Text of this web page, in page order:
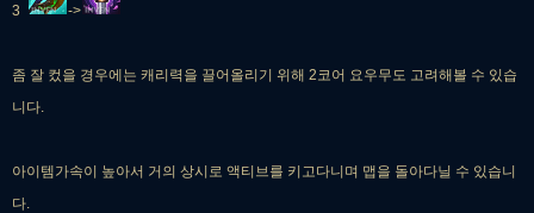
3 ->
좀 잘 컸을 경우에는 캐리력을 끌어올리기 위해 2코어 요우무도 고려해볼 수 있습
니다.
아이템가속이 높아서 거의 상시로 액티브를 키고다니며 맵을 돌아다닐 수 있습니
다.